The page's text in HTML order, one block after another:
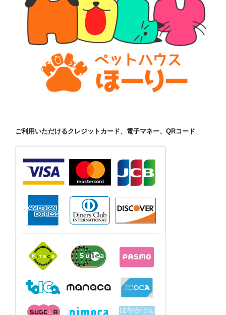
ご利用いただけるクレジットカード、電子マネー、QRコード